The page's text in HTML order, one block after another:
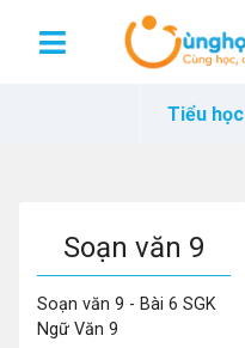
Tiểu học
Soạn văn 9
Soạn văn 9 - Bài 6 SGK
Ngữ Văn 9